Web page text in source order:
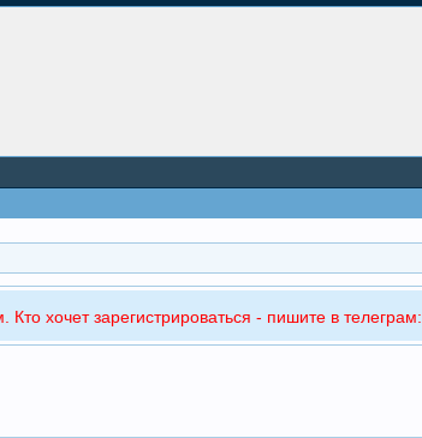
хочет зарегистрироваться - пишите в телеграм: